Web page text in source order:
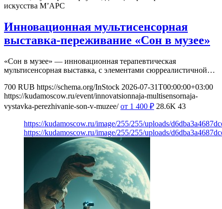
искусства М’АРС
Инновационная мультисенсорная
выставка-переживание «Сон в музее»
«Сон в музее» — инновационная терапевтическая
мультисенсорная выставка, с элементами сюрреалистичной…
700 RUB https://schema.org/InStock 2026-07-31T00:00:00+03:00
https://kudamoscow.ru/event/innovatsionnaja-multisensornaja-
vystavka-perezhivanie-son-v-muzee/ от 1 400 ₽ 28.6K 43
https://kudamoscow.ru/image/255/255/uploads/
https://kudamoscow.ru/image/255/255/uploads/